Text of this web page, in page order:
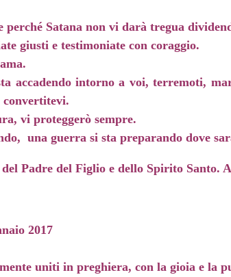
Satana non vi darà tregua
giusti e testimoniate con coraggio.
accadendo intorno a voi, terremoti,
vi proteggerò sempre.
una guerra si sta preparando dove
Padre del Figlio e dello Spirito Santo.
2017
uniti in preghiera, con la gioia e la